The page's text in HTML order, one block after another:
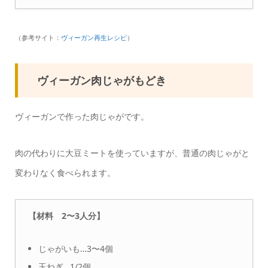
（参考サイト：​​ ヴィーガン再生レシピ）
ヴィーガン肉じゃがもどき
ヴィーガンで作った肉じゃがです。
肉の代わりに大豆ミートを使っていますが、普通の肉じゃがと
変わりなく食べられます。
【材料 2〜3人分】
じゃがいも…3〜4個